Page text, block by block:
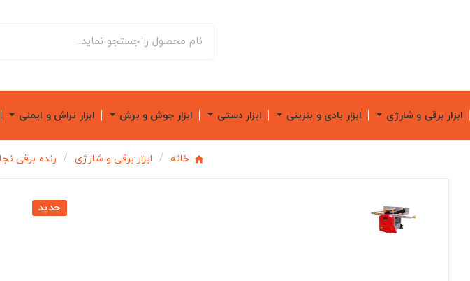
ابزار برقی و شارژی ابزار بادی و بنزینی ابزار دستی ابزار جوش و برش ابزار تراش و ایمنی
خانه ابزار برقی و شارژی رنده برقی
جدید